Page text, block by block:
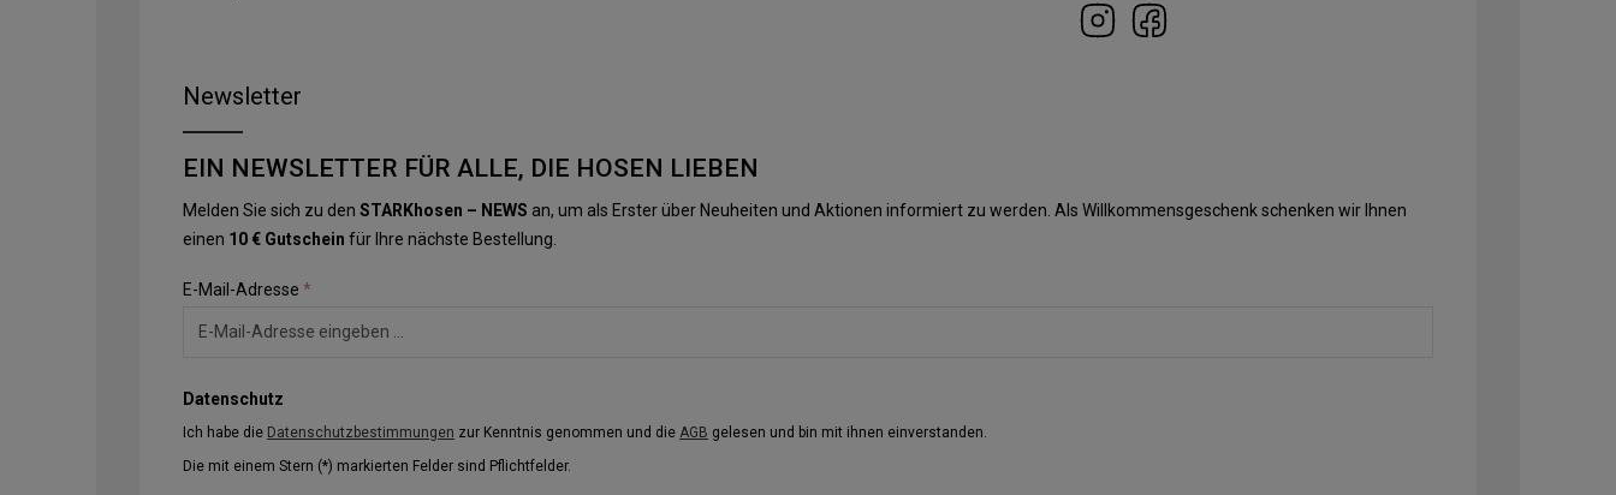
Newsletter
EIN NEWSLETTER FÜR ALLE, DIE HOSEN LIEBEN
Melden Sie sich zu den STARKhosen – NEWS an, um als Erster über Neuheiten und Aktionen informiert zu werden. Als Willkommensgeschenk schenken wir Ihnen
einen 10 € Gutschein für Ihre nächste Bestellung.
E-Mail-Adresse *
Datenschutz
Ich habe die Datenschutzbestimmungen zur Kenntnis genommen und die AGB gelesen und bin mit ihnen einverstanden.
Die mit einem Stern (*) markierten Felder sind Pflichtfelder.